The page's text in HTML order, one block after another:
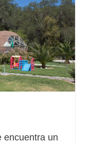
encuentra un